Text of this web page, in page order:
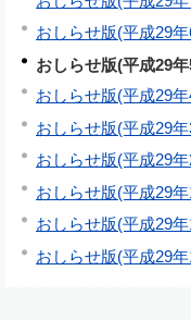
おしらせ版(平成29
おしらせ版(平成29
おしらせ版(平成29
おしらせ版(平成29
おしらせ版(平成29
おしらせ版(平成29
おしらせ版(平成29
おしらせ版(平成29